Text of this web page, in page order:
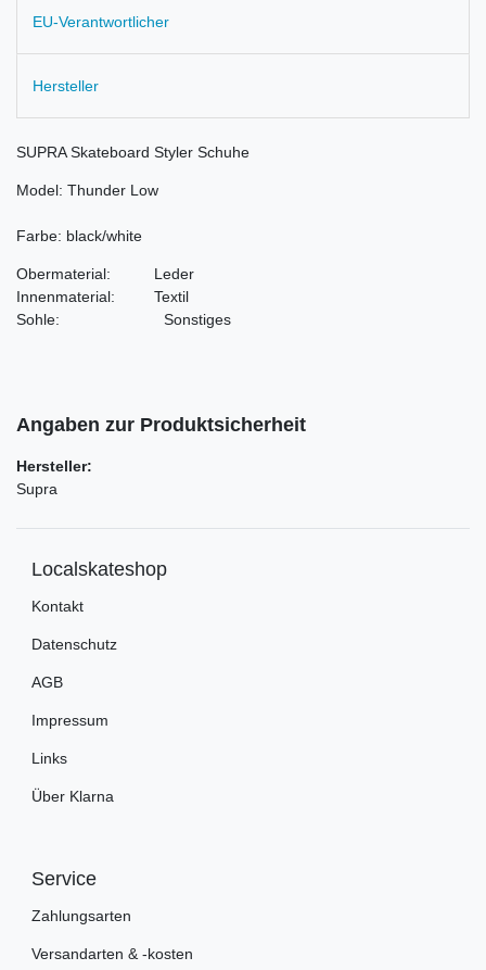
EU-Verantwortlicher
Hersteller
SUPRA Skateboard Styler Schuhe
Model: Thunder Low
Farbe: black/white
Obermaterial: Leder
Innenmaterial: Textil
Sohle: Sonstiges
Angaben zur Produktsicherheit
Hersteller:
Supra
Localskateshop
Kontakt
Datenschutz
AGB
Impressum
Links
Über Klarna
Service
Zahlungsarten
Versandarten & -kosten